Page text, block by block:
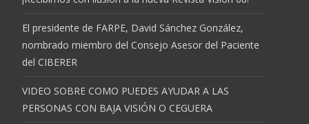
El presidente de FARPE, David Sánchez González,
nombrado miembro del Consejo Asesor del Paciente
del CIBERER
VIDEO SOBRE COMO PUEDES AYUDAR A LAS
PERSONAS CON BAJA VISIÓN O CEGUERA